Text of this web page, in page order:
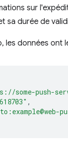
sur
sa durée de
les données ont
some-push-
,